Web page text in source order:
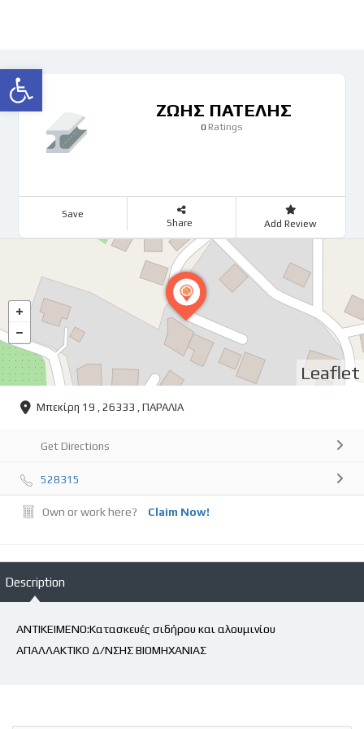
Ανοίξτε τη γραμμή εργαλείων
ΖΩΗΣ ΠΑΤΕΛΗΣ
0Ratings
Save
Share Add Review
Leaflet
Μπεκίρη 19 , 26333 , ΠΑΡΑΛΙΑ
Get Directions
528315
Own or work here? Claim Now!
Description
ΑΝΤΙΚΕΙΜΕΝΟ:Κατασκευές σιδήρου και αλουμινίου
ΑΠΑΛΛΑΚΤΙΚΟ Δ/ΝΣΗΣ ΒΙΟΜΗΧΑΝΙΑΣ